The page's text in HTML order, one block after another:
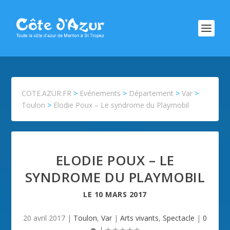
COTE.AZUR.FR > Evénements > Département >Var >
Toulon > Elodie Poux – Le syndrome du Playmobil
ELODIE POUX – LE
SYNDROME DU PLAYMOBIL
LE 10 MARS 2017
20 avril 2017 | Toulon, Var | Arts vivants, Spectacle | 0